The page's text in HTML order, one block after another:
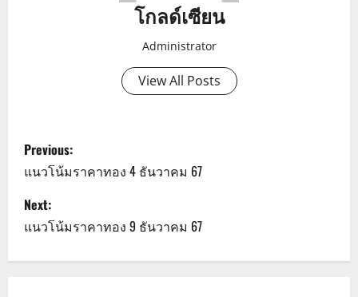
โกลด์เซียน
Administrator
View All Posts
P
o
s
t
Previous:
แนวโน้มราคาทอง 4 ธันวาคม 67
Next:
แนวโน้มราคาทอง 9 ธันวาคม 67